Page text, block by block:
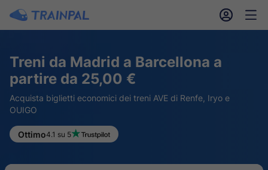
󱎓 󱒨
Treni da Madrid a Barcellona a
partire da 25,00 €
Acquista biglietti economici dei treni AVE di Renfe, Iryo e
OUIGO
Ottimo4.1 su 5